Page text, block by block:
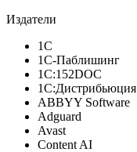
Издатели
1С
1С-Паблишинг
1С:152DOC
1С:Дистрибьюция
ABBYY Software
Adguard
Avast
Content AI